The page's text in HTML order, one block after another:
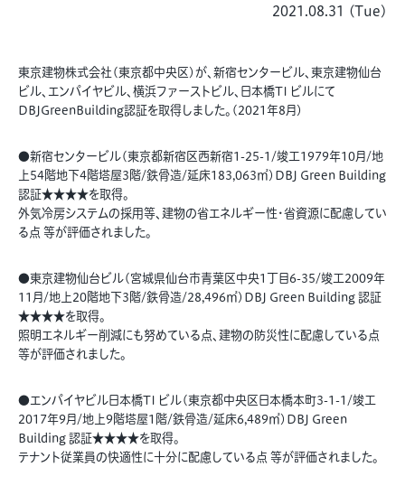
2021.08.31 (Tue)
東京建物株式会社(東京都中央区)が、新宿センタービル、東京建物仙台
ビル、エンパイヤビル、横浜ファーストビル、日本橋TI ビルにて
DBJGreenBuilding認証を取得しました。(2021年8月)
●新宿センタービル(東京都新宿区西新宿1-25-1/竣工1979年10月/地
上54階地下4階塔屋3階/鉄骨造/延床183,063㎡)DBJ Green Building
認証★★★★を取得。
外気冷房システムの採用等、建物の省エネルギー性・省資源に配慮してい
る点 等が評価されました。
●東京建物仙台ビル(宮城県仙台市青葉区中央1丁目6-35/竣工2009年
11月/地上20階地下3階/鉄骨造/28,496㎡)DBJ Green Building 認証
★★★★を取得。
照明エネルギー削減にも努めている点、建物の防災性に配慮している点
等が評価されました。
●エンパイヤビル日本橋TI ビル(東京都中央区日本橋本町3-1-1/竣工
2017年9月/地上9階塔屋1階/鉄骨造/延床6,489㎡)DBJ Green
Building 認証★★★★を取得。
テナント従業員の快適性に十分に配慮している点 等が評価されました。